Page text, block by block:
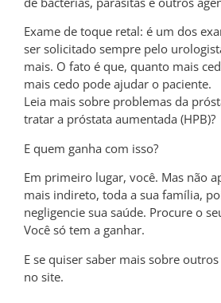
Exame de toque retal: é um dos
ser solicitado sempre pelo
mais. O fato é que, quanto mais
mais cedo pode ajudar o paciente.
Leia mais sobre problemas da
tratar a próstata aumentada (HPB)?
E quem ganha com isso?
Em primeiro lugar, você. Mas não
mais indireto, toda a sua família,
negligencie sua saúde. Procure o
Você só tem a ganhar.
E se quiser saber mais sobre
no site.